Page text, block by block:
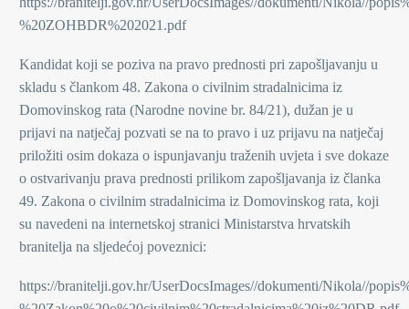
%20ZOHBDR%202021.pdf
Kandidat koji se poziva na pravo prednosti pri zapošljavanju u
skladu s člankom 48. Zakona o civilnim stradalnicima iz
Domovinskog rata (Narodne novine br. 84/21), dužan je u
prijavi na natječaj pozvati se na to pravo i uz prijavu na natječaj
priložiti osim dokaza o ispunjavanju traženih uvjeta i sve dokaze
o ostvarivanju prava prednosti prilikom zapošljavanja iz članka
49. Zakona o civilnim stradalnicima iz Domovinskog rata, koji
su navedeni na internetskoj stranici Ministarstva hrvatskih
branitelja na sljedećoj poveznici:
https://branitelji.gov.hr/UserDocsImages//dokumenti/Nikola//